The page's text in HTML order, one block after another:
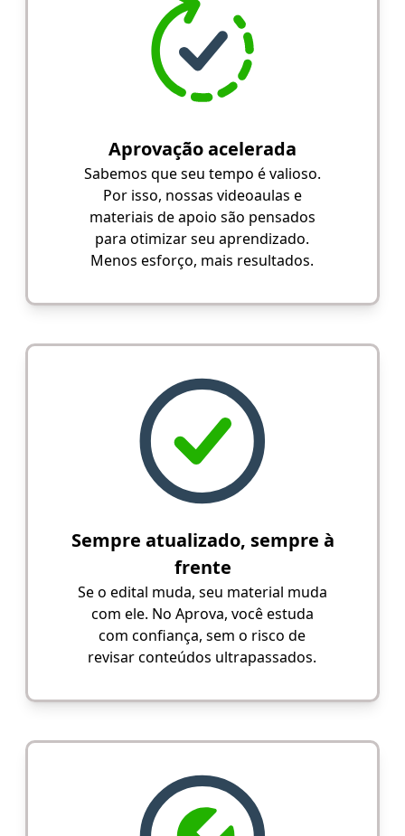
Aprovação acelerada
Sabemos que seu tempo é valioso.
Por isso, nossas videoaulas e
materiais de apoio são pensados
para otimizar seu aprendizado.
Menos esforço, mais resultados.
Sempre atualizado, sempre à
frente
Se o edital muda, seu material muda
com ele. No Aprova, você estuda
com confiança, sem o risco de
revisar conteúdos ultrapassados.